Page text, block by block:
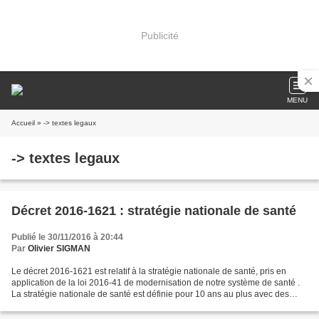
Publicité
MENU
Accueil » -> textes legaux
-> textes legaux
Décret 2016-1621 : stratégie nationale de santé
Publié le 30/11/2016 à 20:44
Par Olivier SIGMAN
Le décret 2016-1621 est relatif à la stratégie nationale de santé, pris en
application de la loi 2016-41 de modernisation de notre système de santé .
La stratégie nationale de santé est définie pour 10 ans au plus avec des